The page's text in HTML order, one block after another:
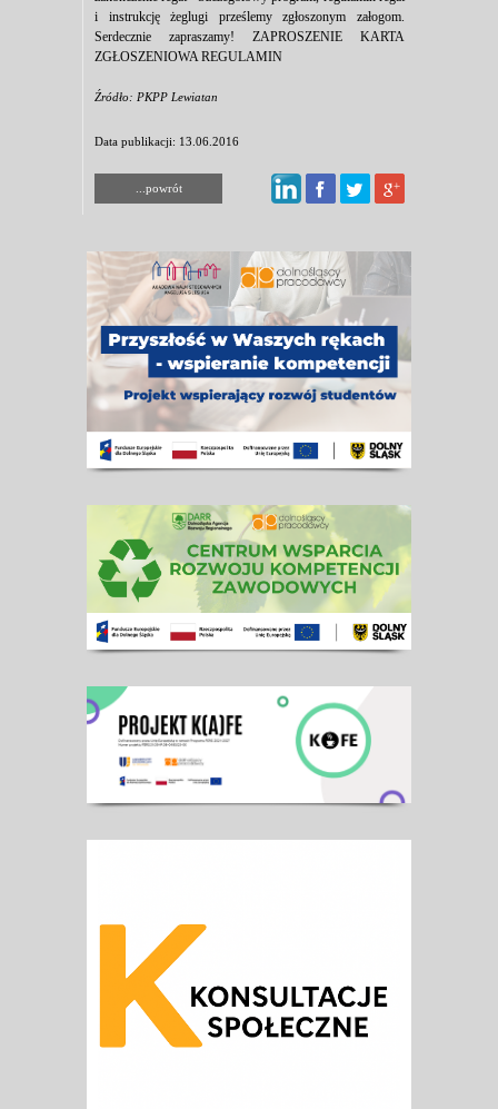
i instrukcję żeglugi prześlemy zgłoszonym załogom.
Serdecznie zapraszamy! ZAPROSZENIE KARTA
ZGŁOSZENIOWA REGULAMIN
Źródło: PKPP Lewiatan
Data publikacji: 13.06.2016
...powrót